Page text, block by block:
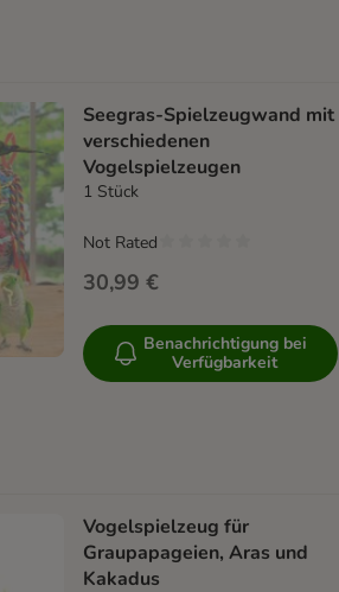
Seegras-Spielzeugwand mit
verschiedenen
Vogelspielzeugen
1 Stück
30,99 €
Not Rated
Benachrichtigung bei
Verfügbarkeit
Vogelspielzeug für
Graupapageien, Aras und
Kakadus